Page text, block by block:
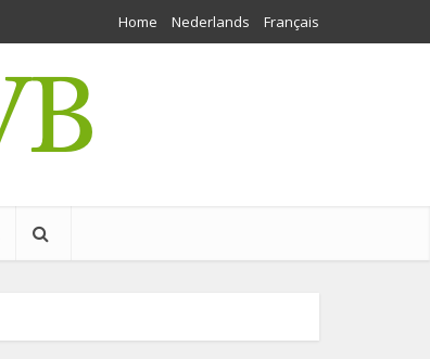
Home Nederlands Français